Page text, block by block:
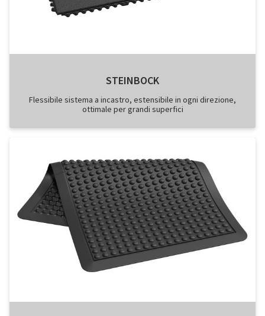
STEINBOCK
Flessibile sistema a incastro, estensibile in ogni direzione,
ottimale per grandi superfici